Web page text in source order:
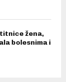
žena,
bolesnima i